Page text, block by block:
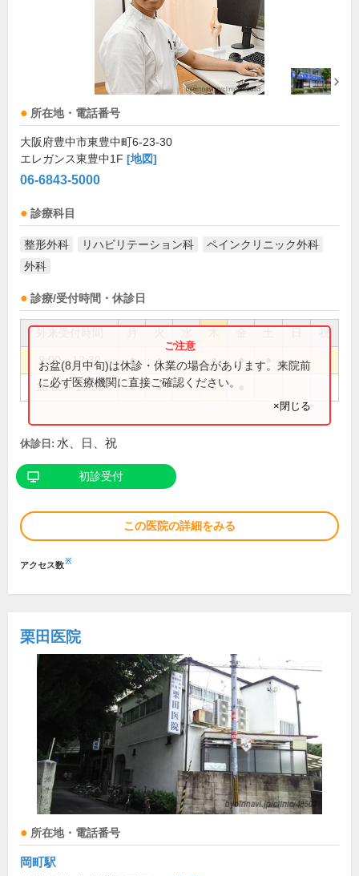
所在地・電話番号
大阪府豊中市東豊中町6-23-30
エレガンス東豊中1F [地図]
06-6843-5000
診療科目
整形外科 リハビリテーション科
ペインクリニック外科
外科
診療/受付時間・休診日
祝
9:00～12:30 ● ● ● ●
16:00～19:30 ● ● ●
お盆(8月中旬)は休診・休業の場合があります。来院前
に必ず医療機関に直接ご確認ください。
×閉じる
休診日: 水、日、祝
初診受付
この医院の詳細をみる
アクセス数※
栗田医院
所在地・電話番号
岡町駅